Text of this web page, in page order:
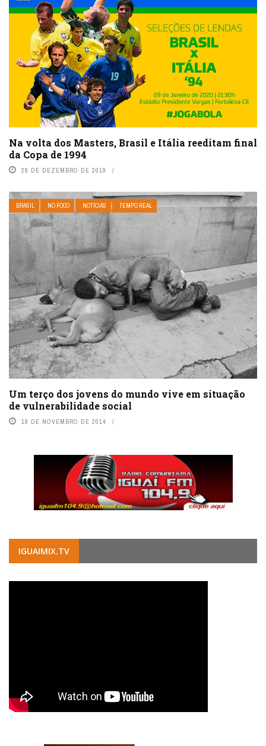
Na volta dos Masters, Brasil e Itália reeditam final
da Copa de 1994
28 DE DEZEMBRO DE 2019
BRASIL NO FOCO NOTÍCIAS TEMPO REAL
Um terço dos jovens do mundo vive em situação
de vulnerabilidade social
18 DE NOVEMBRO DE 2014
IGUAIMIX.TV